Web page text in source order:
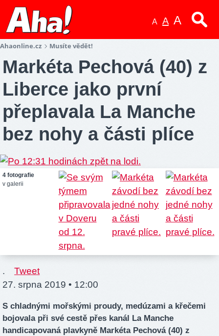
A A A
Ahaonline.cz Musíte vědět!
Markéta Pechová (40) z
Liberce jako první
přeplavala La Manche
bez nohy a části plíce
4 fotografie
v galerii
.
Tweet
27. srpna 2019 • 12:00
S chladnými mořskými proudy, medúzami a křečemi
bojovala při své cestě přes kanál La Manche
handicapovaná plavkyně Markéta Pechová (40) z